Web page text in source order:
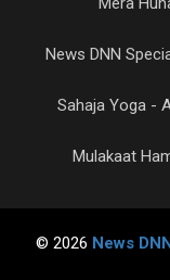
News DNN
Sahaja Yoga -
Mulakaat
© 2026 News